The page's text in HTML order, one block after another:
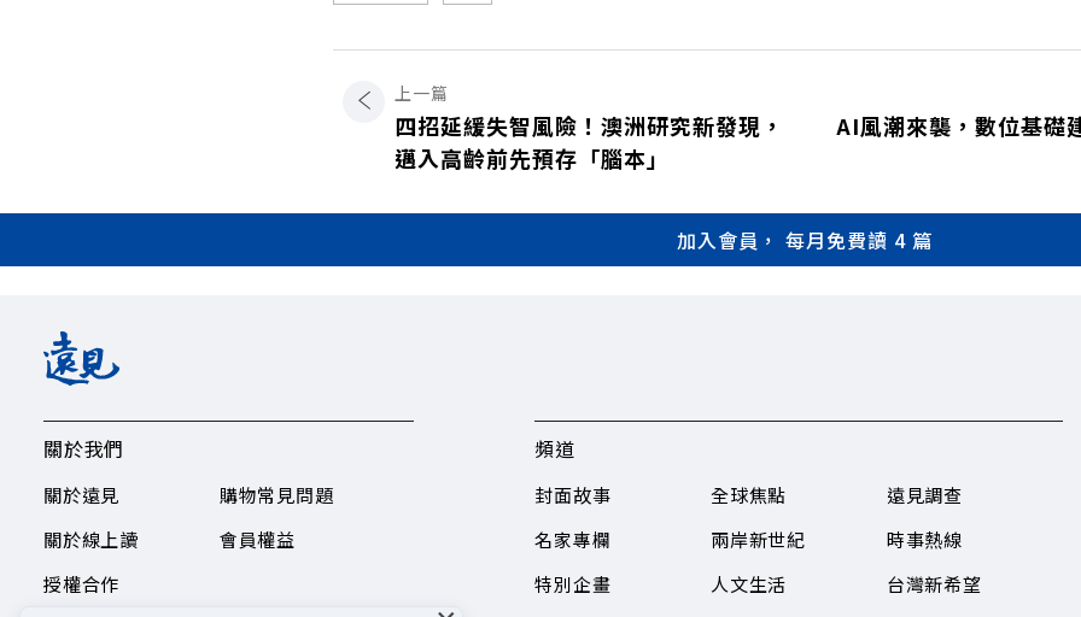
上一篇
四招延緩失智風險！澳洲研究新發現，
邁入高齡前先預存「腦本」
AI風潮來襲，數位基礎
加入會員， 每月免費讀 4 篇
關於我們
關於遠見
關於線上讀
授權合作
購物常見問題
會員權益
頻道
封面故事
名家專欄
特別企畫
全球焦點
兩岸新世紀
人文生活
遠見調查
時事熱線
台灣新希望